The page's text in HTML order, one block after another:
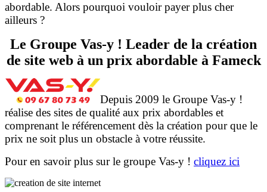
abordable. Alors pourquoi vouloir payer plus cher
ailleurs ?
Le Groupe Vas-y ! Leader de la création
de site web à un prix abordable à Fameck
Depuis 2009 le Groupe Vas-y !
réalise des sites de qualité aux prix abordables et
comprenant le référencement dès la création pour que le
prix ne soit plus un obstacle à votre réussite.
Pour en savoir plus sur le groupe Vas-y ! cliquez ici